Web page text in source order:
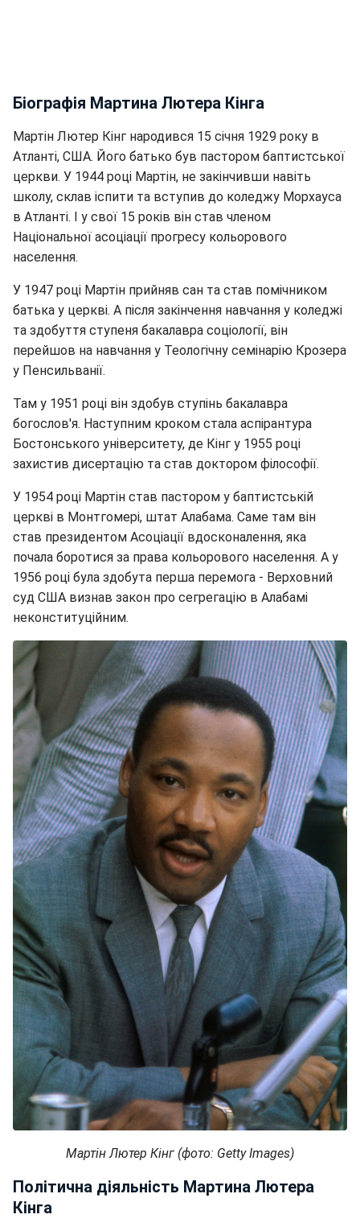
Біографія Мартина Лютера Кінга
Мартін Лютер Кінг народився 15 січня 1929 року в
Атланті, США. Його батько був пастором баптистської
церкви. У 1944 році Мартін, не закінчивши навіть
школу, склав іспити та вступив до коледжу Морхауса
в Атланті. І у свої 15 років він став членом
Національної асоціації прогресу кольорового
населення.
У 1947 році Мартін прийняв сан та став помічником
батька у церкві. А після закінчення навчання у коледжі
та здобуття ступеня бакалавра соціології, він
перейшов на навчання у Теологічну семінарію Крозера
у Пенсильванії.
Там у 1951 році він здобув ступінь бакалавра
богослов'я. Наступним кроком стала аспірантура
Бостонського університету, де Кінг у 1955 році
захистив дисертацію та став доктором філософії.
У 1954 році Мартін став пастором у баптистській
церкві в Монтгомері, штат Алабама. Саме там він
став президентом Асоціації вдосконалення, яка
почала боротися за права кольорового населення. А у
1956 році була здобута перша перемога - Верховний
суд США визнав закон про сегрегацію в Алабамі
неконституційним.
Мартін Лютер Кінг (фото: Getty Images)
Політична діяльність Мартина Лютера
Кінга